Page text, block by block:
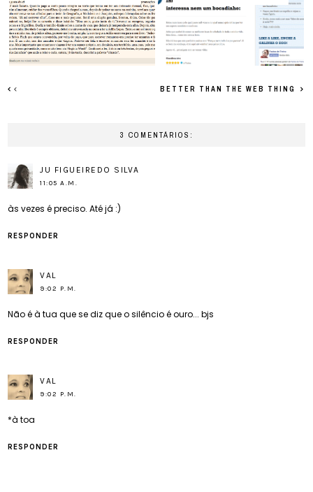
BETTER THAN THE WEB THING
3 COMENTÁRIOS:
JU FIGUEIREDO SILVA
11:05 A.M.
às vezes é preciso. Até já :)
RESPONDER
VAL
9:02 P.M.
Não é à tua que se diz que o silêncio é ouro... bjs
RESPONDER
VAL
9:02 P.M.
*à toa
RESPONDER